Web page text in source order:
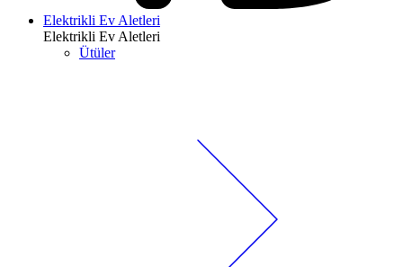
Elektrikli Ev Aletleri
Elektrikli Ev Aletleri
Ütüler